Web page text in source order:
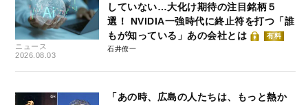
ニュース
2026.08.03
していない…大化け期待の注目銘柄５
選！ NVIDIA一強時代に終止符を打つ「誰
もが知っている」あの会社とは
有料
石井僚一
「あの時、広島の人たちは、もっと熱か